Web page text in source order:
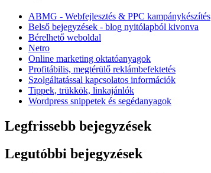
ABMG - Webfejlesztés & PPC kampánykészítés
Belső bejegyzések - blog nyitólapból kivonva
Bérelhető weboldal
Netro
Online marketing oktatóanyagok
Profitábilis, megtérülő reklámbefektetés
Szolgáltatással kapcsolatos információk
Tippek, trükkök, linkajánlók
Wordpress snippetek és segédanyagok
Legfrissebb bejegyzések
Legutóbbi bejegyzések